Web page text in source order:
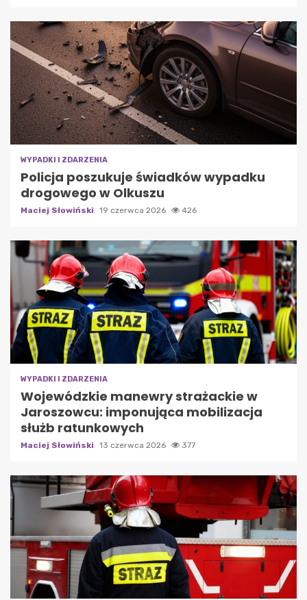
WYPADKI I ZDARZENIA
Policja poszukuje świadków wypadku
drogowego w Olkuszu
Maciej Słowiński 19 czerwca 2026 426
WYPADKI I ZDARZENIA
Wojewódzkie manewry strażackie w
Jaroszowcu: imponująca mobilizacja
służb ratunkowych
Maciej Słowiński 13 czerwca 2026 377